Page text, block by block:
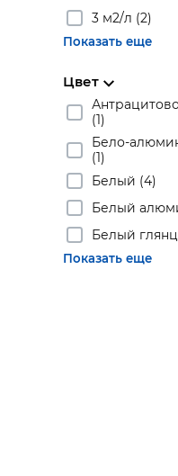
3 м2/л (2)
Показать еще
Цвет
(1)
Бело-
(1)
Белый (4)
Белый
Белый
Показать еще